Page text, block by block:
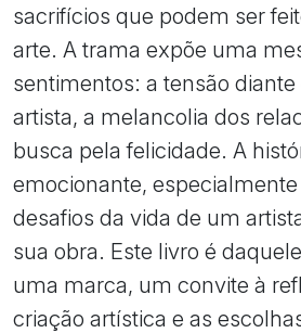
sacrifícios que podem ser
arte. A trama expõe uma
sentimentos: a tensão
artista, a melancolia dos
busca pela felicidade. A
emocionante,
desafios da vida de um
sua obra. Este livro é
uma marca, um convite à
criação artística e as